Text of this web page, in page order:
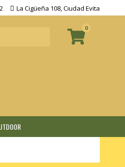
La Cigüeña 108, Ciudad Evita
0